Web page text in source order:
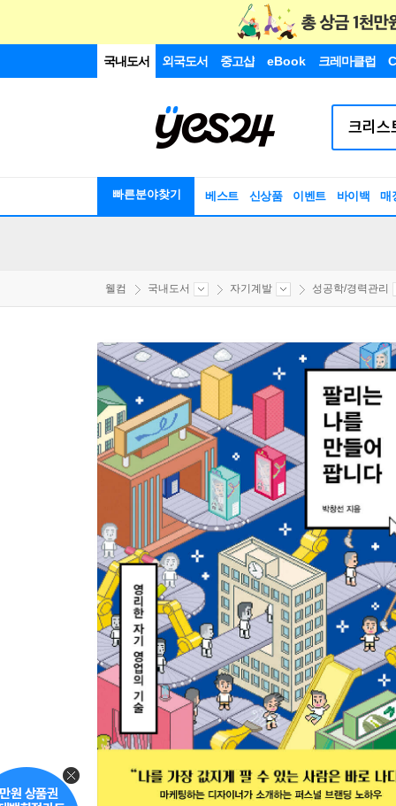
국내도서 외국도서 중고샵 eBook 크레마클럽
빠른분야찾기 베스트 신상품 이벤트 바이백 매
웰컴 국내도서 자기계발 성공학/경력관리